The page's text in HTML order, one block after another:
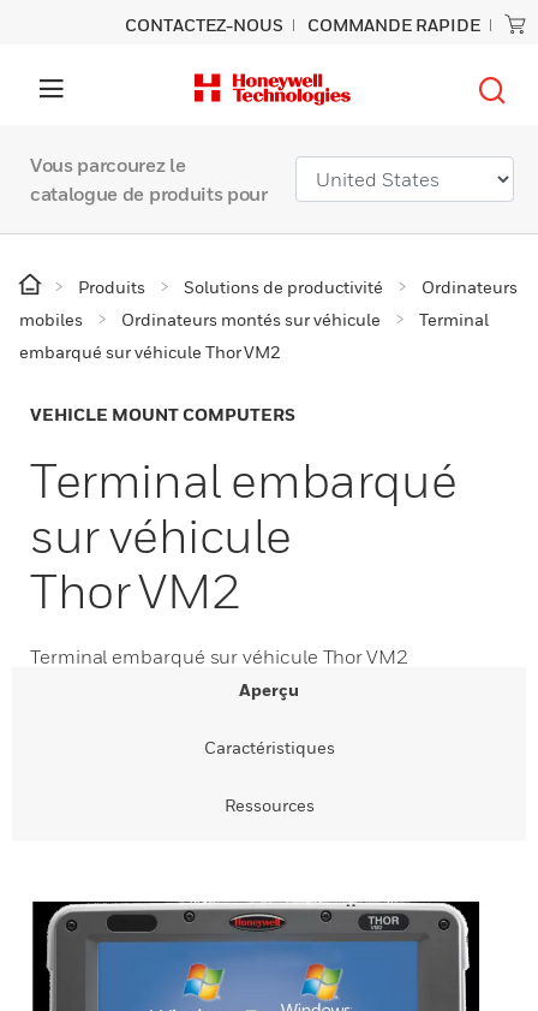
CONTACTEZ-NOUS COMMANDE RAPIDE
Vous parcourez le
catalogue de produits pour
Produits Solutions de productivité
Ordinateurs
mobiles
Ordinateurs montés sur véhicule
Terminal
embarqué sur véhicule Thor VM2
VEHICLE MOUNT COMPUTERS
Terminal embarqué
sur véhicule
Thor VM2
Terminal embarqué sur véhicule Thor VM2
Aperçu
Caractéristiques
Ressources